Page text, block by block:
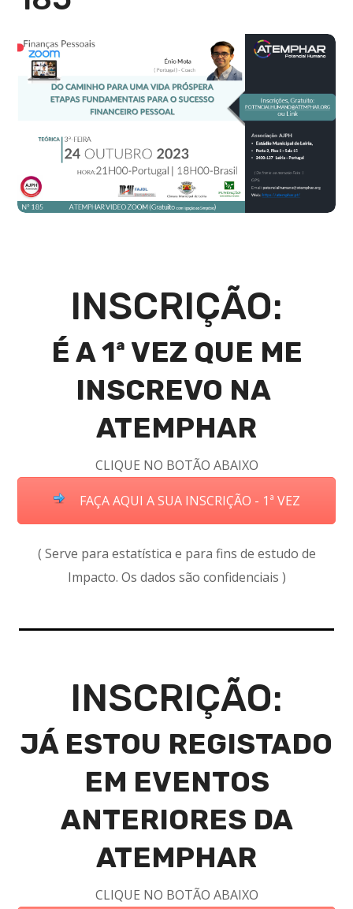
INSCRIÇÃO:
É A 1ª VEZ QUE ME
INSCREVO NA
ATEMPHAR
CLIQUE NO BOTÃO ABAIXO
FAÇA AQUI A SUA INSCRIÇÃO - 1ª VEZ
( Serve para estatística e para fins de estudo de
Impacto. Os dados são confidenciais )
INSCRIÇÃO:
JÁ ESTOU REGISTADO
EM EVENTOS
ANTERIORES DA
ATEMPHAR
CLIQUE NO BOTÃO ABAIXO